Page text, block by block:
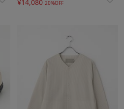
¥14,080 20%OFF